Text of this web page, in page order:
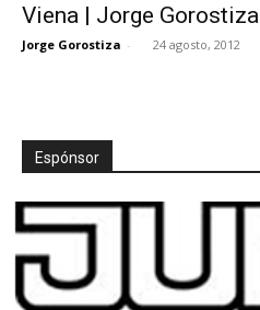
Viena | Jorge Gorostiza
Jorge Gorostiza - 24 agosto, 2012
Espónsor